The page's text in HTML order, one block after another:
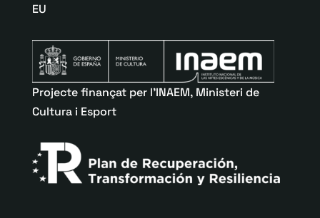
EU
Projecte finançat per l’INAEM, Ministeri de
Cultura i Esport